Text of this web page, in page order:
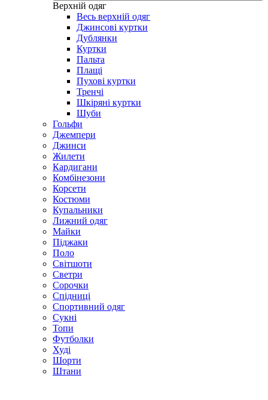
Верхній одяг
Весь верхній одяг
Джинсові куртки
Дублянки
Куртки
Пальта
Плащі
Пухові куртки
Тренчі
Шкіряні куртки
Шуби
Гольфи
Джемпери
Джинси
Жилети
Кардигани
Комбінезони
Корсети
Костюми
Купальники
Лижний одяг
Майки
Піджаки
Поло
Світшоти
Светри
Сорочки
Спідниці
Спортивний одяг
Сукні
Топи
Футболки
Худі
Шорти
Штани